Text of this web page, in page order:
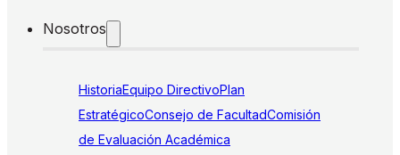
Nosotros
HistoriaEquipo DirectivoPlan
EstratégicoConsejo de FacultadComisión
de Evaluación Académica